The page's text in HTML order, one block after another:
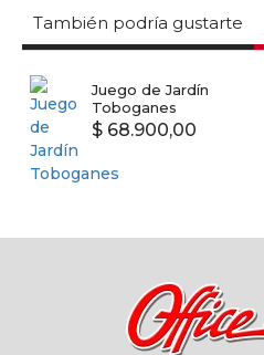
También podría gustarte
Juego de Jardín
Toboganes
$ 68.900,00